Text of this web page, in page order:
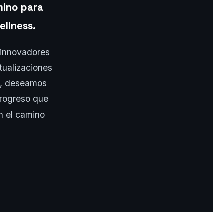
para
deseamos
que
el camino